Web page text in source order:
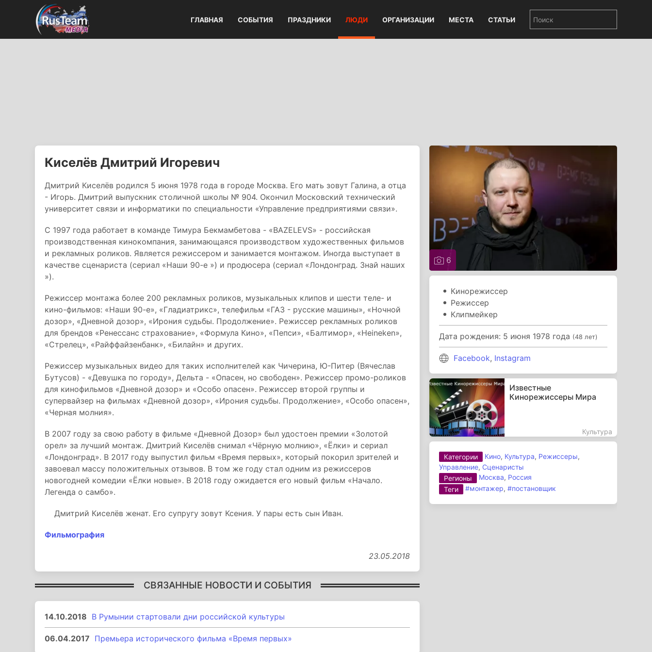
ГЛАВНАЯ СОБЫТИЯ ПРАЗДНИКИ ЛЮДИ ОРГАНИЗАЦИИ МЕСТА СТАТЬИ
Киселёв Дмитрий Игоревич
Дмитрий Киселёв родился 5 июня 1978 года в городе Москва. Его мать зовут Галина, а отца
- Игорь. Дмитрий выпускник столичной школы № 904. Окончил Московский технический
университет связи и информатики по специальности «Управление предприятиями связи».
С 1997 года работает в команде Тимура Бекмамбетова - «BAZELEVS» - российская
производственная кинокомпания, занимающаяся производством художественных фильмов
и рекламных роликов. Является режиссером и занимается монтажом. Иногда выступает в
качестве сценариста (сериал «Наши 90-е ») и продюсера (сериал «Лондонград. Знай наших
»).
Режиссер монтажа более 200 рекламных роликов, музыкальных клипов и шести теле- и
кино-фильмов: «Наши 90-е», «Гладиатрикс», телефильм «ГАЗ - русские машины», «Ночной
дозор», «Дневной дозор», «Ирония судьбы. Продолжение». Режиссер рекламных роликов
для брендов «Ренессанс страхование», «Формула Кино», «Пепси», «Балтимор», «Heineken»,
«Стрелец», «Райффайзенбанк», «Билайн» и других.
Режиссер музыкальных видео для таких исполнителей как Чичерина, Ю-Питер (Вячеслав
Бутусов) - «Девушка по городу», Дельта - «Опасен, но свободен». Режиссер промо-роликов
для кинофильмов «Дневной дозор» и «Особо опасен». Режиссер второй группы и
супервайзер на фильмах «Дневной дозор», «Ирония судьбы. Продолжение», «Особо опасен»,
«Черная молния».
В 2007 году за свою работу в фильме «Дневной Дозор» был удостоен премии «Золотой
орел» за лучший монтаж. Дмитрий Киселёв снимал «Чёрную молнию», «Ёлки» и сериал
«Лондонград». В 2017 году выпустил фильм «Время первых», который покорил зрителей и
завоевал массу положительных отзывов. В том же году стал одним из режиссеров
новогодней комедии «Ёлки новые». В 2018 году ожидается его новый фильм «Начало.
Легенда о самбо».
Дмитрий Киселёв женат. Его супругу зовут Ксения. У пары есть сын Иван.
Фильмография
23.05.2018
СВЯЗАННЫЕ НОВОСТИ И СОБЫТИЯ
14.10.2018 В Румынии стартовали дни российской культуры
06.04.2017 Премьера исторического фильма «Время первых»
6
Кинорежиссер
Режиссер
Клипмейкер
Дата рождения: 5 июня 1978 года (48 лет)
Facebook, Instagram
Известные
Кинорежиссеры Мира
Культура
Категории Кино, Культура, Режиссеры,
Управление, Сценаристы
Регионы
Москва, Россия
Теги
#монтажер,#постановщик